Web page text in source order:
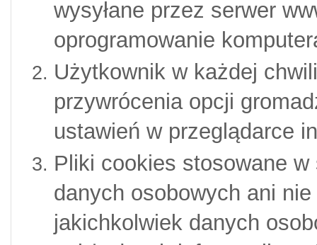
wysyłane przez serwer
oprogramowanie
Użytkownik w każdej
przywrócenia opcji
ustawień w przeglądarce
Pliki cookies stosowane
danych osobowych ani
jakichkolwiek danych